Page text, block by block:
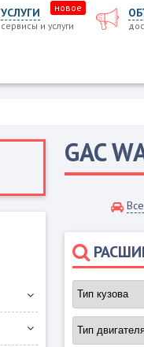
УСЛУГИ
сервисы и услуги
новое
GAC